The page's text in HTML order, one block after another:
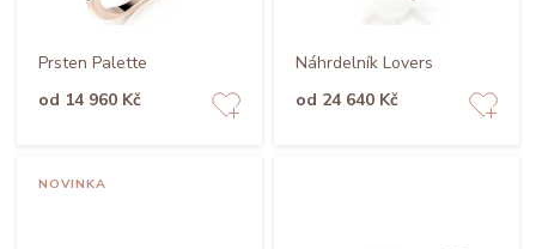
Prsten Palette
od 14 960 Kč
Náhrdelník Lovers
od 24 640 Kč
NOVINKA